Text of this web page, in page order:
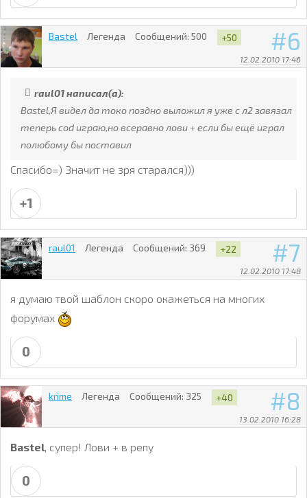
6
12.02.2010 17:46
Bastel Легенда Сообщений: 500 +50
raul01 написал(а):
Bastel,Я видел да токо поздно выложил я уже с л2 завязал
теперь cod играю,но всеравно лови + если бы ещё играл
полюбому бы поставил
Спасибо=) Значит не зря старался)))
+1
7
12.02.2010 17:48
raul01 Легенда Сообщений: 369 +22
я думаю твой шаблон скоро окажеться на многих
форумах
0
8
13.02.2010 16:28
krime Легенда Сообщений: 325 +40
Bastel, супер! Лови + в репу
0